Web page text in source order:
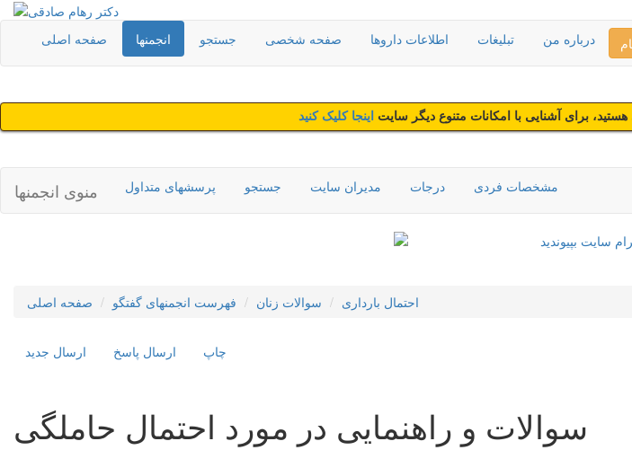
صفحه اصلی انجمنها جستجو صفحه شخصی اطلاعات داروها تبلیغات درباره من
برای آشنایی با امکانات متنوع دیگر سایت اینجا کلیک کنید
منوی انجمنها پرسشهای متداول جستجو مدیران سایت درجات مشخصات فردی
صفحه اصلی فهرست انجمنهای گفتگو سوالات زنان احتمال بارداری
ارسال جديد ارسال پاسخ چاپ
سوالات و راهنمایی در مورد احتمال حاملگی